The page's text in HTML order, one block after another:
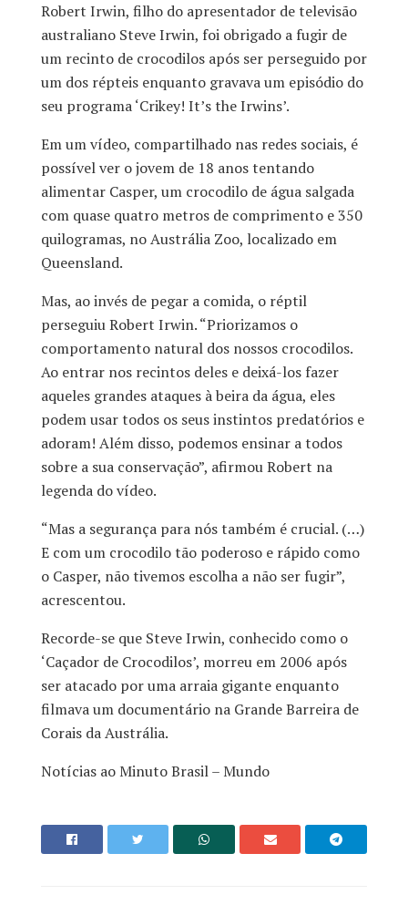
Robert Irwin, filho do apresentador de televisão
australiano Steve Irwin, foi obrigado a fugir de
um recinto de crocodilos após ser perseguido por
um dos répteis enquanto gravava um episódio do
seu programa ‘Crikey! It’s the Irwins’.
Em um vídeo, compartilhado nas redes sociais, é
possível ver o jovem de 18 anos tentando
alimentar Casper, um crocodilo de água salgada
com quase quatro metros de comprimento e 350
quilogramas, no Austrália Zoo, localizado em
Queensland.
Mas, ao invés de pegar a comida, o réptil
perseguiu Robert Irwin. “Priorizamos o
comportamento natural dos nossos crocodilos.
Ao entrar nos recintos deles e deixá-los fazer
aqueles grandes ataques à beira da água, eles
podem usar todos os seus instintos predatórios e
adoram! Além disso, podemos ensinar a todos
sobre a sua conservação”, afirmou Robert na
legenda do vídeo.
“Mas a segurança para nós também é crucial. (…)
E com um crocodilo tão poderoso e rápido como
o Casper, não tivemos escolha a não ser fugir”,
acrescentou.
Recorde-se que Steve Irwin, conhecido como o
‘Caçador de Crocodilos’, morreu em 2006 após
ser atacado por uma arraia gigante enquanto
filmava um documentário na Grande Barreira de
Corais da Austrália.
Notícias ao Minuto Brasil – Mundo